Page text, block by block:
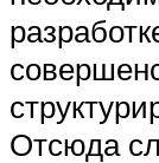
Отсюда